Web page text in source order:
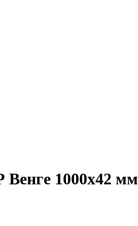
1000х42 мм